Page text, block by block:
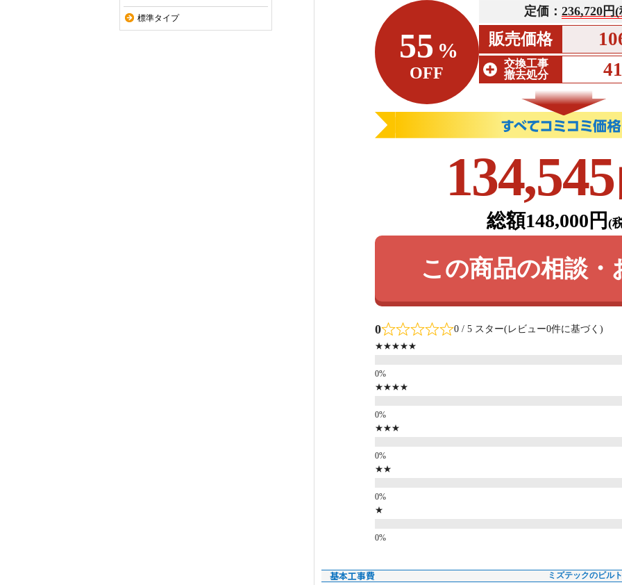
55 %
OFF
定価： 236,720円
販売価格
交換工事
撤去処分
134,545
総額148,000円 (
この商品の相談・
0 0 / 5 スター(レビュー0件に基づく)
★★★★★
★★★★
★★★
★★
★
基本工事費 ミズテックのビル
標準タイプ